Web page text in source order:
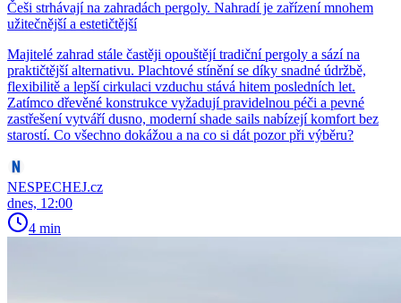
Češi strhávají na zahradách pergoly. Nahradí je zařízení mnohem
užitečnější a estetičtější
Majitelé zahrad stále častěji opouštějí tradiční pergoly a sází na
praktičtější alternativu. Plachtové stínění se díky snadné údržbě,
flexibilitě a lepší cirkulaci vzduchu stává hitem posledních let.
Zatímco dřevěné konstrukce vyžadují pravidelnou péči a pevné
zastřešení vytváří dusno, moderní shade sails nabízejí komfort bez
starostí. Co všechno dokážou a na co si dát pozor při výběru?
NESPECHEJ.cz
dnes, 12:00
4 min